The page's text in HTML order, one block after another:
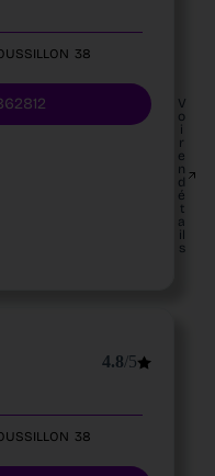
38
V
o
i
r
e
n
d
é
t
a
il
s
4.8/5
38